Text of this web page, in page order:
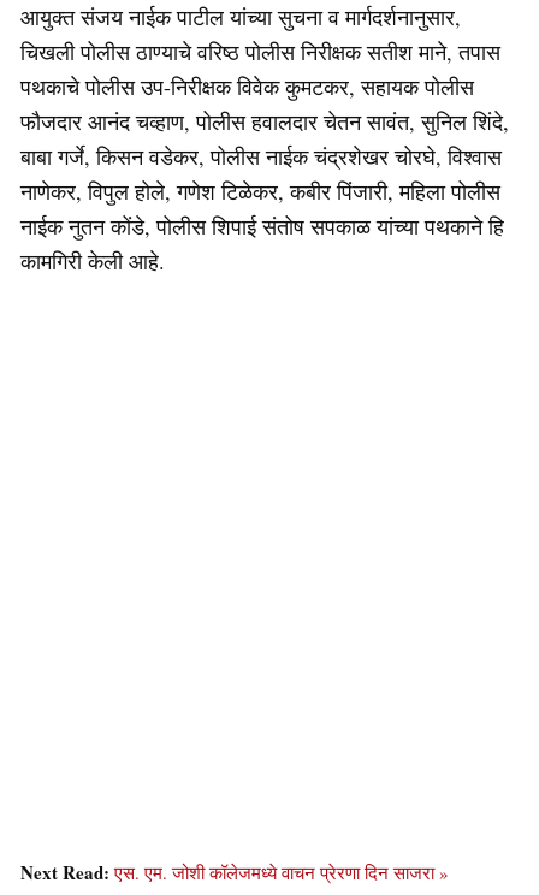
आयुक्त संजय नाईक पाटील यांच्या सुचना व मार्गदर्शनानुसार,
चिखली पोलीस ठाण्याचे वरिष्ठ पोलीस निरीक्षक सतीश माने, तपास
पथकाचे पोलीस उप-निरीक्षक विवेक कुमटकर, सहायक पोलीस
फौजदार आनंद चव्हाण, पोलीस हवालदार चेतन सावंत, सुनिल शिंदे,
बाबा गर्जे, किसन वडेकर, पोलीस नाईक चंद्रशेखर चोरघे, विश्वास
नाणेकर, विपुल होले, गणेश टिळेकर, कबीर पिंजारी, महिला पोलीस
नाईक नुतन कोंडे, पोलीस शिपाई संतोष सपकाळ यांच्या पथकाने हि
कामगिरी केली आहे.
Next Read:एस. एम. जोशी कॉलेजमध्ये वाचन प्रेरणा दिन साजरा »